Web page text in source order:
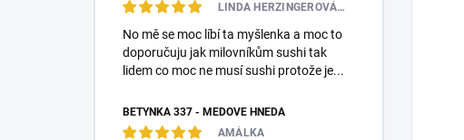
LINDA HERZINGEROVÁ❤️🎀💋
No mě se moc líbí ta myšlenka a moc to
doporučuju jak milovníkům sushi tak
lidem co moc ne musí sushi protože je...
BETYNKA 337 - MEDOVĚ HNĚDÁ
AMÁLKA